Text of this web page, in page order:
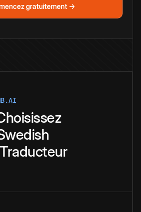
gratuitement →
Traducteur